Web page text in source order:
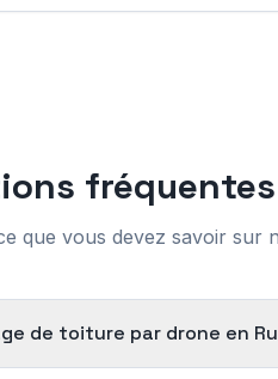
que vous devez savoir sur
de toiture par drone en